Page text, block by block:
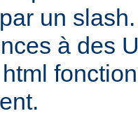
un slash.
à des